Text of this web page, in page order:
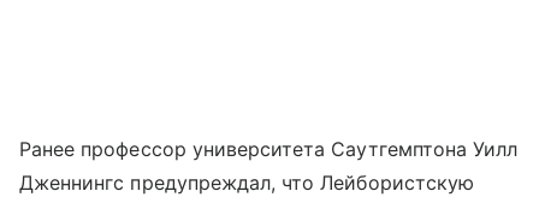
Ранее профессор университета Саутгемптона Уилл
Дженнингс предупреждал, что Лейбористскую